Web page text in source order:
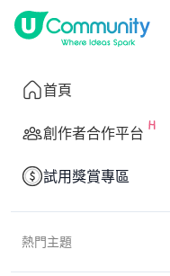
首頁
創作者合作平台
試用獎賞專區
熱門主題